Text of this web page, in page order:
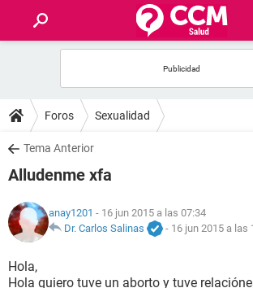
FOROS
SALUD
NUTRICIÓN
BIENESTAR
Foros Sexualidad
Tema Anterior
Alludenme xfa
anay1201 - 16 jun 2015 a las 07:34
Dr. Carlos Salinas
- 16 jun 2015 a las
Hola,
Hola quiero tuve un aborto y tuve